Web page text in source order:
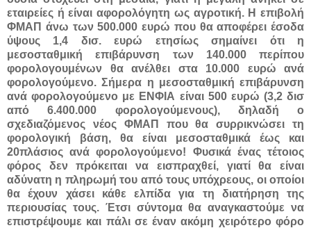
εταιρείες ή είναι αφορολόγητη ως αγροτική. Η επιβολή
ΦΜΑΠ άνω των 500.000 ευρώ που θα αποφέρει έσοδα
ύψους 1,4 δισ. ευρώ ετησίως σημαίνει ότι η
μεσοσταθμική επιβάρυνση των 140.000 περίπου
φορολογουμένων θα ανέλθει στα 10.000 ευρώ ανά
φορολογούμενο. Σήμερα η μεσοσταθμική επιβάρυνση
ανά φορολογούμενο με ΕΝΦΙΑ είναι 500 ευρώ (3,2 δισ
από 6.400.000 φορολογούμενους), δηλαδή ο
σχεδιαζόμενος νέος ΦΜΑΠ που θα συρρικνώσει τη
φορολογική βάση, θα είναι μεσοσταθμικά έως και
20πλάσιος ανά φορολογούμενο! Φυσικά ένας τέτοιος
φόρος δεν πρόκειται να εισπραχθεί, γιατί θα είναι
αδύνατη η πληρωμή του από τους υπόχρεους, οι οποίοι
θα έχουν χάσει κάθε ελπίδα για τη διατήρηση της
περιουσίας τους. Έτσι σύντομα θα αναγκαστούμε να
επιστρέψουμε και πάλι σε έναν ακόμη χειρότερο φόρο